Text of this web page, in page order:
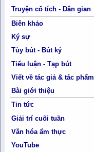
Truyện cổ tích - Dân gian
Biên khảo
Ký sự
Tùy bút - Bút ký
Tiểu luận - Tạp bút
Viết về tác giả & tác phẩm
Bài giới thiệu
Tin tức
Giải trí cuối tuần
Văn hóa ẩm thực
YouTube